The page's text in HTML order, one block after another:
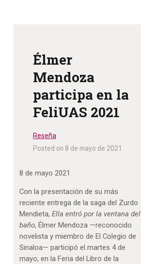
Élmer
Mendoza
participa en la
FeliUAS 2021
Reseña
Posted on 8 de mayo de 2021
8 de mayo 2021
Con la presentación de su más
reciente entrega de la saga del Zurdo
Mendieta, Ella entró por la ventana del
baño, Élmer Mendoza —reconocido
novelista y miembro de El Colegio de
Sinaloa— participó el martes 4 de
mayo, en la Feria del Libro de la